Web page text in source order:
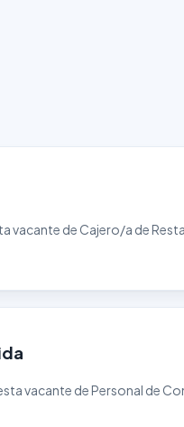
vacante de Cajero/a de
El sector gastronómico es
vacante de Personal de
El sector gastronómico es